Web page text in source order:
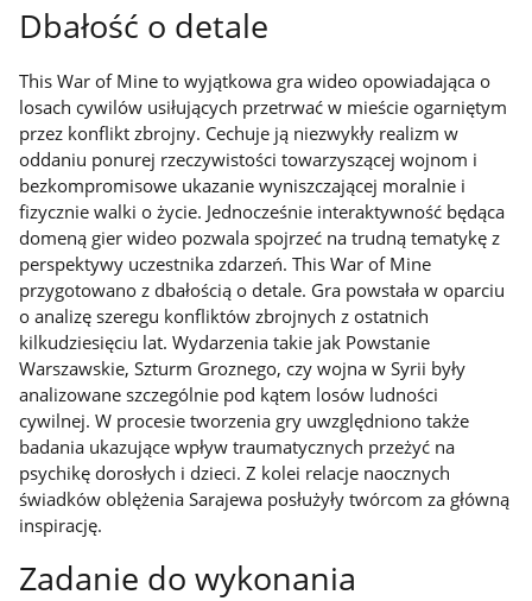
Dbałość o detale
This War of Mine to wyjątkowa gra wideo opowiadająca o
losach cywilów usiłujących przetrwać w mieście ogarniętym
przez konflikt zbrojny. Cechuje ją niezwykły realizm w
oddaniu ponurej rzeczywistości towarzyszącej wojnom i
bezkompromisowe ukazanie wyniszczającej moralnie i
fizycznie walki o życie. Jednocześnie interaktywność będąca
domeną gier wideo pozwala spojrzeć na trudną tematykę z
perspektywy uczestnika zdarzeń.This War of Mine
przygotowano z dbałością o detale. Gra powstała w oparciu
o analizę szeregu konfliktów zbrojnych z ostatnich
kilkudziesięciu lat. Wydarzenia takie jak Powstanie
Warszawskie, Szturm Groznego, czy wojna w Syrii były
analizowane szczególnie pod kątem losów ludności
cywilnej. W procesie tworzenia gry uwzględniono także
badania ukazujące wpływ traumatycznych przeżyć na
psychikę dorosłych i dzieci. Z kolei relacje naocznych
świadków oblężenia Sarajewa posłużyły twórcom za główną
inspirację.
Zadanie do wykonania